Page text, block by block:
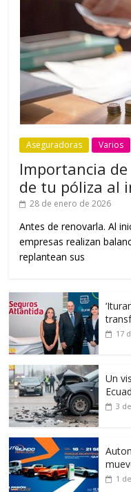
Aseguradoras Varios
Importancia
de tu póliza al
28 de enero de 2026
Antes de renovarla. Al
empresas realizan
replantean sus
17
Un
3
1